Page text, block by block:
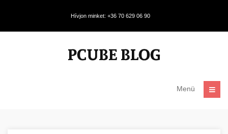
Hívjon minket: +36 70 629 06 90
Menü